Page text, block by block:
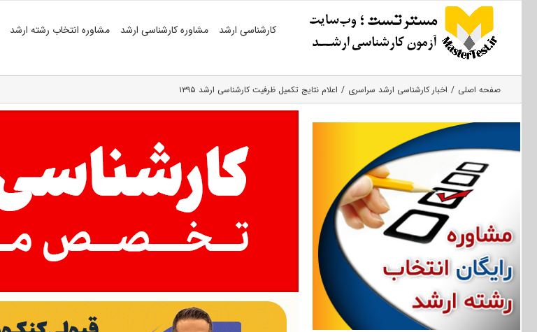
کارشناسی ارشد مشاوره کارشناسی ارشد مشاوره انتخاب رشته ارشد
صفحه اصلی اخبار کارشناسی ارشد سراسری اعلام نتایج تکمیل ظرفیت کارشناسی ارشد ۱۳۹۵